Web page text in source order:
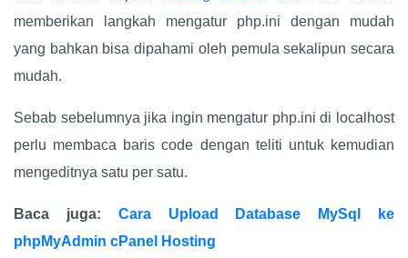
memberikan langkah mengatur php.ini dengan mudah
yang bahkan bisa dipahami oleh pemula sekalipun secara
mudah.
Sebab sebelumnya jika ingin mengatur php.ini di localhost
perlu membaca baris code dengan teliti untuk kemudian
mengeditnya satu per satu.
Baca juga: Cara Upload Database MySql ke
phpMyAdmin cPanel Hosting